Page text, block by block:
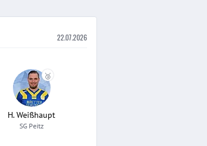
22.07.2026
🥉
H. Weißhaupt
SG Peitz